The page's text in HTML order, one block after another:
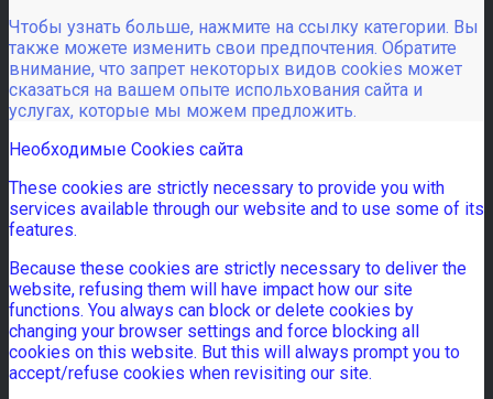
Чтобы узнать больше, нажмите на ссылку категории. Вы
также можете изменить свои предпочтения. Обратите
внимание, что запрет некоторых видов cookies может
сказаться на вашем опыте испольхования сайта и
услугах, которые мы можем предложить.
Необходимые Cookies сайта
These cookies are strictly necessary to provide you with
services available through our website and to use some of its
features.
Because these cookies are strictly necessary to deliver the
website, refusing them will have impact how our site
functions. You always can block or delete cookies by
changing your browser settings and force blocking all
cookies on this website. But this will always prompt you to
accept/refuse cookies when revisiting our site.